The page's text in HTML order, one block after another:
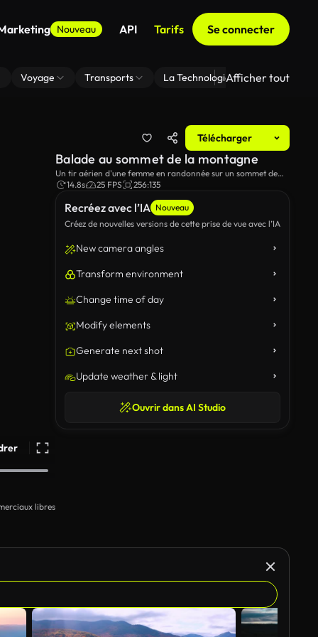
Nouveau API Tarifs Se connecter
Voyage Transports La Technologie Zoom En
Afficher tout
Télécharger
libres
Recréez avec l’IA Nouveau
Créez de nouvelles versions de cette prise de vue avec l’IA
New camera angles
Transform environment
Change time of day
Modify elements
Generate next shot
Update weather & light
Ouvrir dans AI Studio
Balade au sommet de la montagne
Un tir aérien d'une femme en randonnée sur un sommet de
montagne.
14.8s 25 FPS 256:135